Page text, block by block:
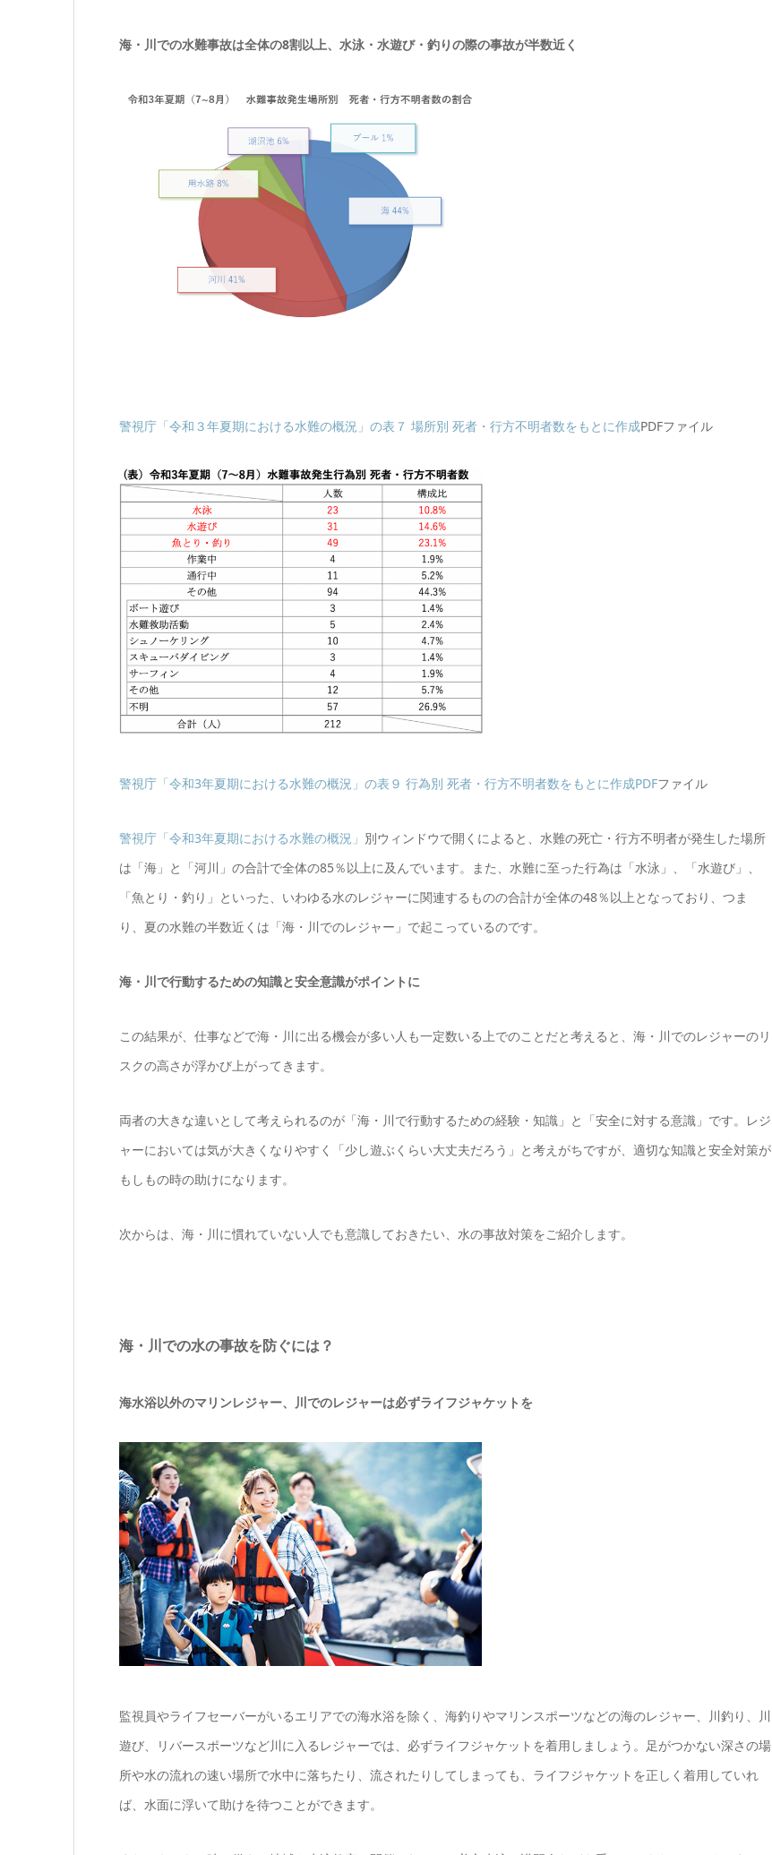
海・川での水難事故は全体の8割以上、水泳・水遊び・釣りの際の事故が半数近く
警視庁「令和３年夏期における水難の概況」の表７ 場所別 死者・行方不明者数をもとに作成PDFファイル
警視庁「令和3年夏期における水難の概況」の表９ 行為別 死者・行方不明者数をもとに作成PDFファイル
警視庁「令和3年夏期における水難の概況」 別ウィンドウで開くによると、水難の死亡・行方不明者が発生した場所
は「海」と「河川」の合計で全体の85％以上に及んでいます。また、水難に至った行為は「水泳」、「水遊び」、
「魚とり・釣り」といった、いわゆる水のレジャーに関連するものの合計が全体の48％以上となっており、つま
り、夏の水難の半数近くは「海・川でのレジャー」で起こっているのです。
海・川で行動するための知識と安全意識がポイントに
この結果が、仕事などで海・川に出る機会が多い人も一定数いる上でのことだと考えると、海・川でのレジャーのリ
スクの高さが浮かび上がってきます。
両者の大きな違いとして考えられるのが「海・川で行動するための経験・知識」と「安全に対する意識」です。レジ
ャーにおいては気が大きくなりやすく「少し遊ぶくらい大丈夫だろう」と考えがちですが、適切な知識と安全対策が
もしもの時の助けになります。
次からは、海・川に慣れていない人でも意識しておきたい、水の事故対策をご紹介します。
海・川での水の事故を防ぐには？
海水浴以外のマリンレジャー、川でのレジャーは必ずライフジャケットを
監視員やライフセーバーがいるエリアでの海水浴を除く、海釣りやマリンスポーツなどの海のレジャー、川釣り、川
遊び、リバースポーツなど川に入るレジャーでは、必ずライフジャケットを着用しましょう。足がつかない深さの場
所や水の流れの速い場所で水中に落ちたり、流されたりしてしまっても、ライフジャケットを正しく着用していれ
ば、水面に浮いて助けを待つことができます。